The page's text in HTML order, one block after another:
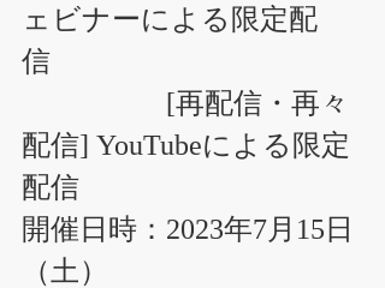
ェビナーによる限定配
信
配信] YouTubeによる限定
配信
開催日時：2023年7月15日
（土）